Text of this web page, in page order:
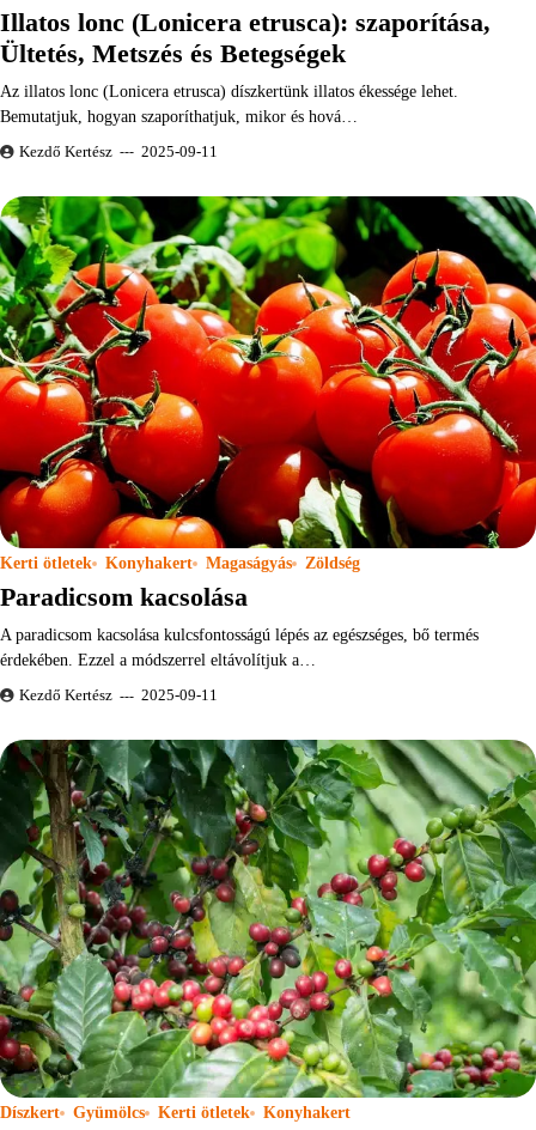
Illatos lonc (Lonicera etrusca): szaporítása,
Ültetés, Metszés és Betegségek
Az illatos lonc (Lonicera etrusca) díszkertünk illatos ékessége lehet.
Bemutatjuk, hogyan szaporíthatjuk, mikor és hová…
Kezdő Kertész 2025-09-11
Kerti ötletek Konyhakert Magaságyás Zöldség
Paradicsom kacsolása
A paradicsom kacsolása kulcsfontosságú lépés az egészséges, bő termés
érdekében. Ezzel a módszerrel eltávolítjuk a…
Kezdő Kertész 2025-09-11
Díszkert Gyümölcs Kerti ötletek Konyhakert